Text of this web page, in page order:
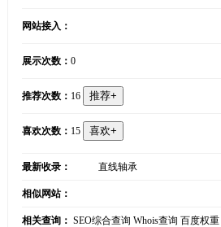
网站接入：
展示次数： 0
推荐次数： 16
喜欢次数： 15
最新收录： 直线轴承
相似网站：
相关查询： SEO综合查询 Whois查询 百度权重